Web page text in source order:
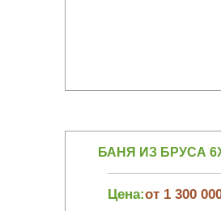
БАНЯ ИЗ БРУСА
Цена:от 1 300